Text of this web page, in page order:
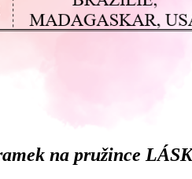
na pružince